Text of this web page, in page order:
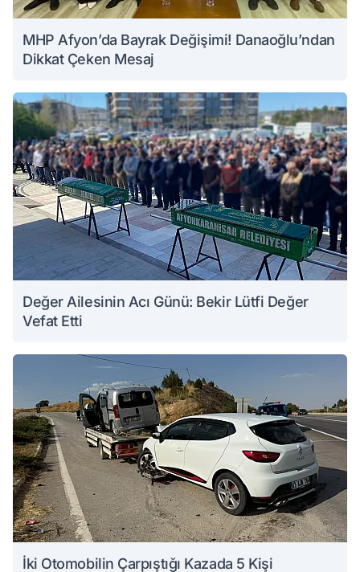
MHP Afyon’da Bayrak Değişimi! Danaoğlu’ndan
Dikkat Çeken Mesaj
Değer Ailesinin Acı Günü: Bekir Lütfi Değer
Vefat Etti
İki Otomobilin Çarpıştığı Kazada 5 Kişi